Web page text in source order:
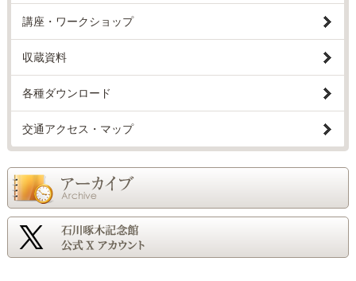
講座・ワークショップ
収蔵資料
各種ダウンロード
交通アクセス・マップ